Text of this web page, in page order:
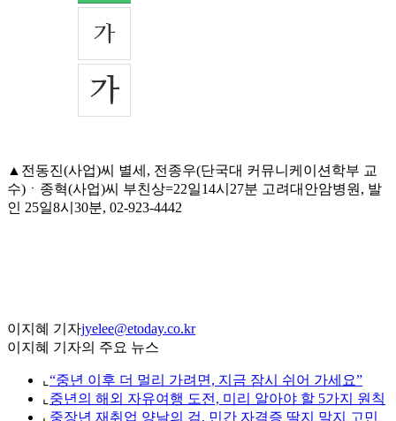
▲전동진(사업)씨 별세, 전종우(단국대 커뮤니케이션학부 교
수)ㆍ종혁(사업)씨 부친상=22일14시27분 고려대안암병원, 발
인 25일8시30분, 02-923-4442
이지혜 기자jyelee@etoday.co.kr
이지혜 기자의 주요 뉴스
⌞ “중년 이후 더 멀리 가려면, 지금 잠시 쉬어 가세요”
⌞ 중년의 해외 자유여행 도전, 미리 알아야 할 5가지 원칙
⌞ 중장년 재취업 양날의 검, 민간 자격증 딸지 말지 고민